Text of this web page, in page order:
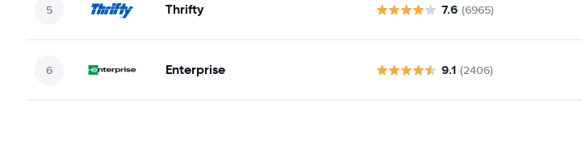
Thrifty 7.6 (6965)
Enterprise 9.1 (2406)